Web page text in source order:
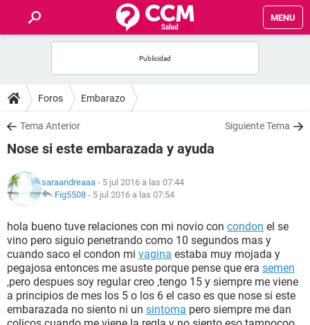
MENU
FOROS
SALUD
NUTRICIÓN
BIENESTAR
SEXUALIDAD
GLOSARIO
Foros Embarazo
Tema Anterior Siguiente Tema
Nose si este embarazada y ayuda
saraandreaaa - 5 jul 2016 a las 07:44
Fig5508 - 5 jul 2016 a las 07:54
hola bueno tuve relaciones con mi novio con condon el se
vino pero siguio penetrando como 10 segundos mas y
cuando saco el condon mi vagina estaba muy mojada y
pegajosa entonces me asuste porque pense que era semen
,pero despues soy regular creo ,tengo 15 y siempre me viene
a principios de mes los 5 o los 6 el caso es que nose si este
embarazada no siento ni un sintoma pero siempre me dan